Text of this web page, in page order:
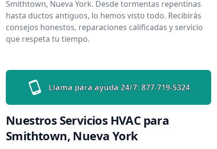
Smithtown, Nueva York. Desde tormentas repentinas
hasta ductos antiguos, lo hemos visto todo. Recibirás
consejos honestos, reparaciones calificadas y servicio
que respeta tu tiempo.
Llama para ayuda 24/7: 877-719-5324
Nuestros Servicios HVAC para
Smithtown, Nueva York